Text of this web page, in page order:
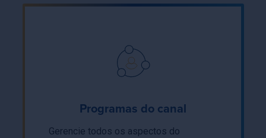
Programas do canal
Gerencie todos os aspectos do